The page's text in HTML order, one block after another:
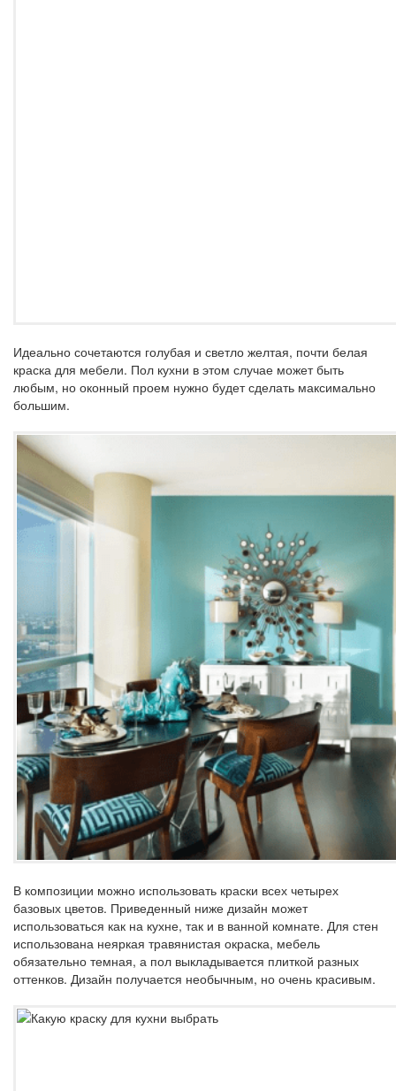
Идеально сочетаются голубая и светло желтая, почти белая
краска для мебели. Пол кухни в этом случае может быть
любым, но оконный проем нужно будет сделать максимально
большим.
В композиции можно использовать краски всех четырех
базовых цветов. Приведенный ниже дизайн может
использоваться как на кухне, так и в ванной комнате. Для стен
использована неяркая травянистая окраска, мебель
обязательно темная, а пол выкладывается плиткой разных
оттенков. Дизайн получается необычным, но очень красивым.